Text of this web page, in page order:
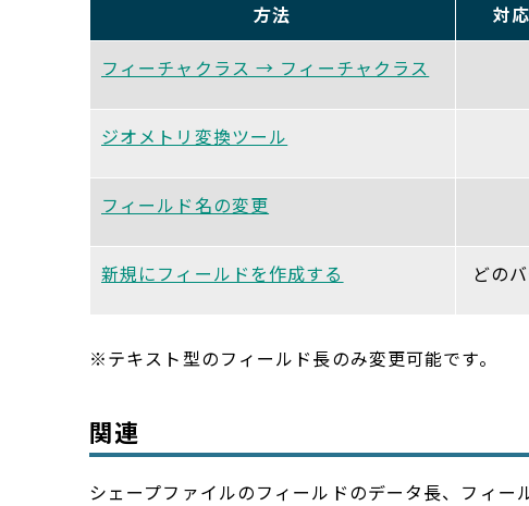
方法 対
フィーチャクラス → フィーチャクラス
ジオメトリ変換ツール
フィールド名の変更
新規にフィールドを作成する どの
※テキスト型のフィールド長のみ変更可能です。
関連
シェープファイルのフィールドのデータ長、フィー